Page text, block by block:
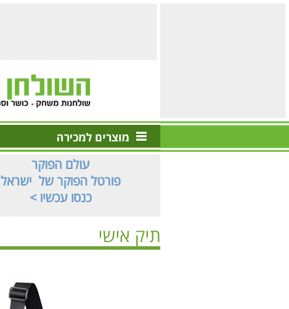
מוצרים למכירה
עולם הפוקר
פורטל הפוקר של ישראל
< כנסו עכשיו
תיק אישי